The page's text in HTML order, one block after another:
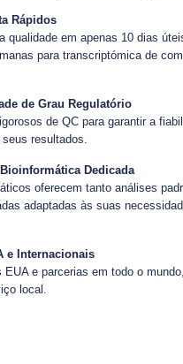
Rápidos
qualidade em apenas 10 dias
para transcriptómica de
de Grau Regulatório
de QC para garantir a
resultados.
Dedicada
oferecem tanto análises
adaptadas às suas
e Internacionais
e parcerias em todo o
local.